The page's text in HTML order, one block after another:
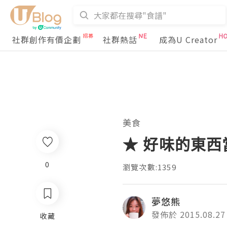
社群創作有價企劃 社群熱話 成為U Creator
0
收藏
美食
★ 好味的東西
瀏覽次數:1359
夢悠熊
發佈於 2015.08.27